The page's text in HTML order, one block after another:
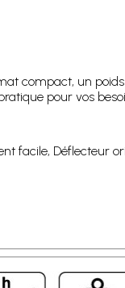
compact, un
pour vos
facile, Déflecteur